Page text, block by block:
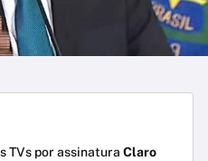
TVs por assinatura Claro